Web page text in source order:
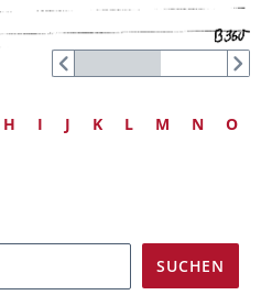
H I J K L M N O